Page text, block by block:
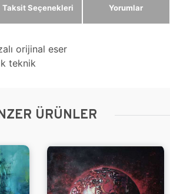
Taksit Seçenekleri Yorumlar
orijinal eser
teknik
ÜRÜNLER